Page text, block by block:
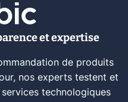
et expertise
de produits
nos experts testent et
technologiques